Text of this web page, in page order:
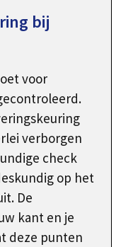
bij
voor
verborgen
check
op het
De
kant en je
deze punten